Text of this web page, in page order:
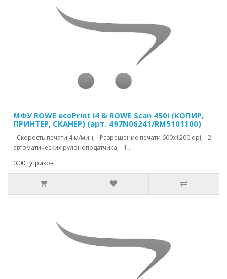
МФУ ROWE ecoPrint i4 & ROWE Scan 450i (КОПИР,
ПРИНТЕР, СКАНЕР) (арт. 497N06241/RM5101100)
- Скорость печати 4 м/мин; - Разрешение печати 600х1200 dpi; - 2
автоматических рулоноподатчика; - 1..
0.00 тугриков